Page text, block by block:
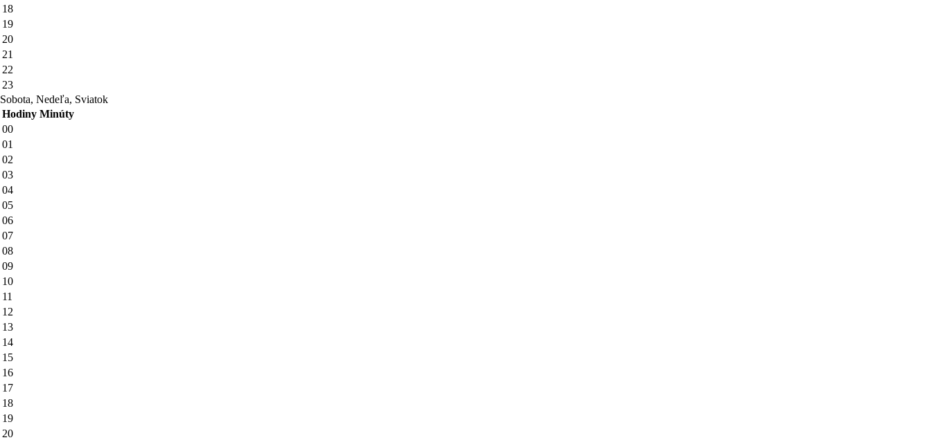
18
19
20
21
22
23
Sobota, Nedeľa, Sviatok
Hodiny Minúty
00
01
02
03
04
05
06
07
08
09
10
11
12
13
14
15
16
17
18
19
20